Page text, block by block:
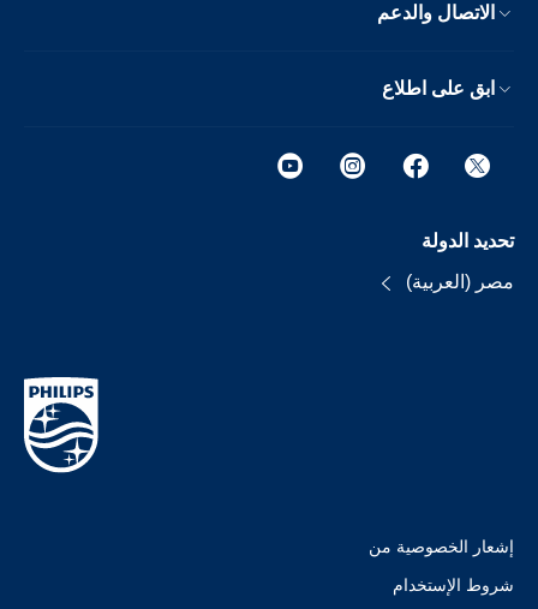
الاتصال والدعم
ابق على اطلاع
تحديد الدولة
مصر (العربية)
إشعار الخصوصية من
شروط الإستخدام